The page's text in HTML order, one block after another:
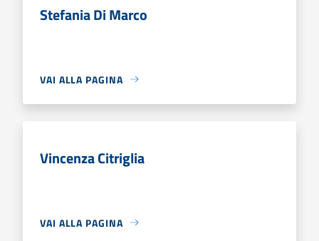
Stefania Di Marco
VAI ALLA PAGINA
Vincenza Citriglia
VAI ALLA PAGINA